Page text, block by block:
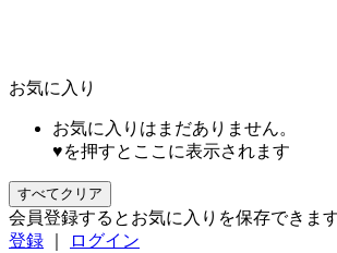
お気に入り
お気に入りはまだありません。
♥を押すとここに表示されます
すべてクリア
会員登録するとお気に入りを保存できます
登録
ログイン